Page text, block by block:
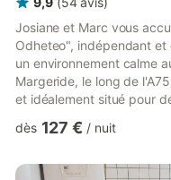
Josiane et Marc vous
Odheteo", indépendant
un environnement calme
Margeride, le long de
et idéalement situé pour
insert bois fourni,
"Printemps" avec 1 lit en
dès 127 € / nuit